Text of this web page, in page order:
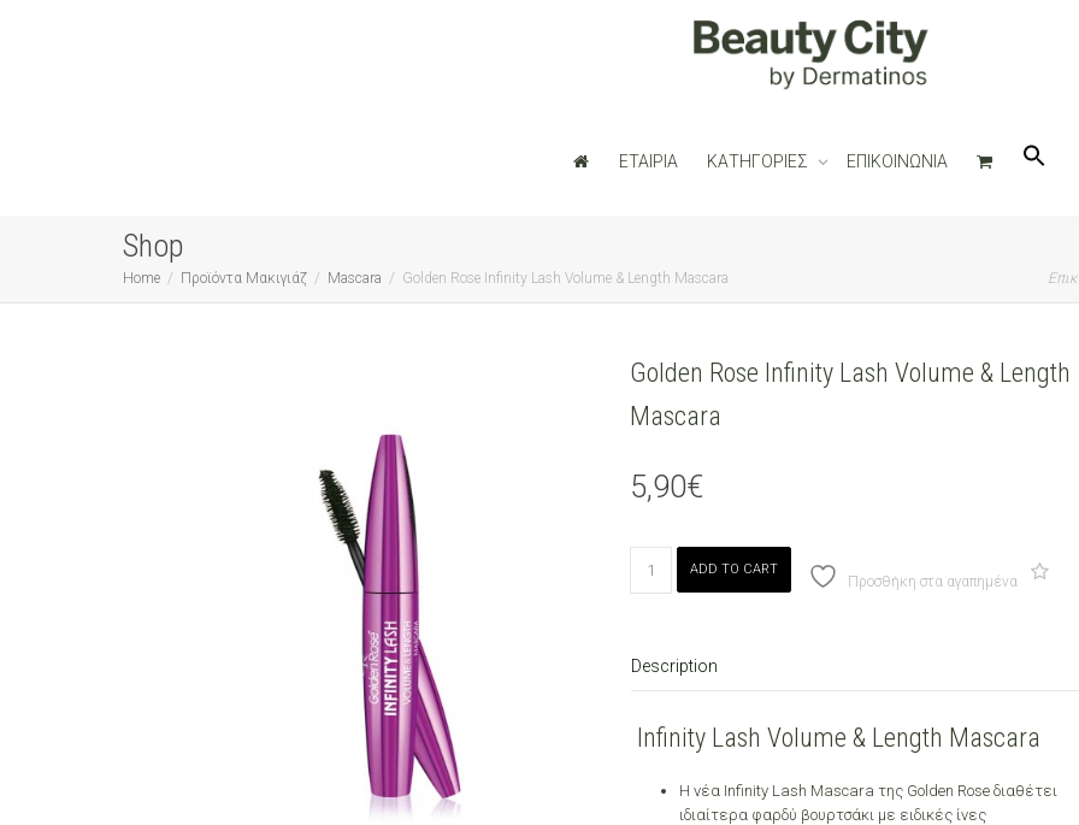
ΕΤΑΙΡΙΑ ΚΑΤΗΓΟΡΙΕΣ ΕΠΙΚΟΙΝΩΝΙΑ
Shop
Home Προϊόντα Μακιγιάζ Mascara Golden Rose Infinity Lash Volume & Length Mascara
Golden Rose Infinity Lash Volume & Length
Mascara
5,90€
Rose
&
Mascara
quantity
ADD TO CART
Προσθήκη στα αγαπημένα
Description
Infinity Lash Volume & Length Mascara
Η νέα Infinity Lash Mascara της Golden Rose διαθέτει
ιδιαίτερα φαρδύ βουρτσάκι με ειδικές ίνες